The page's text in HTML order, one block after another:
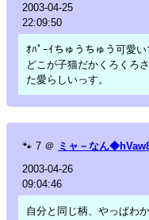
2003-04-25
22:09:50
ｵﾊﾟｰｲちゅうちゅう可愛い
どこが子猫だかくろくろ
た愛らしいっす。
🐾 7 ＠ ミャ－なん
2003-04-26
09:04:46
自分と同じ柄、やっぱわ